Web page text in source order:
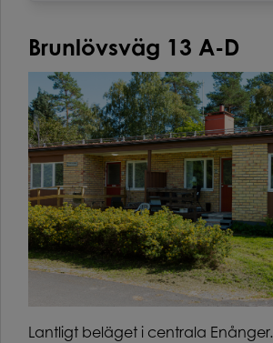
Brunlövsväg 13 A-D
Lantligt beläget i centrala Enånger.